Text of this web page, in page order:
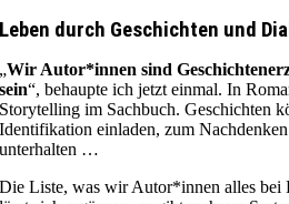
Leben durch Geschichten und
„Wir Autor*innen sind
sein“, behaupte ich jetzt einmal. In
Storytelling im Sachbuch. Geschichten
Identifikation einladen, zum
unterhalten …
Die Liste, was wir Autor*innen alles bei